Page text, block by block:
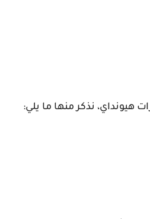
هيونداي، نذكر منها ما يلي: